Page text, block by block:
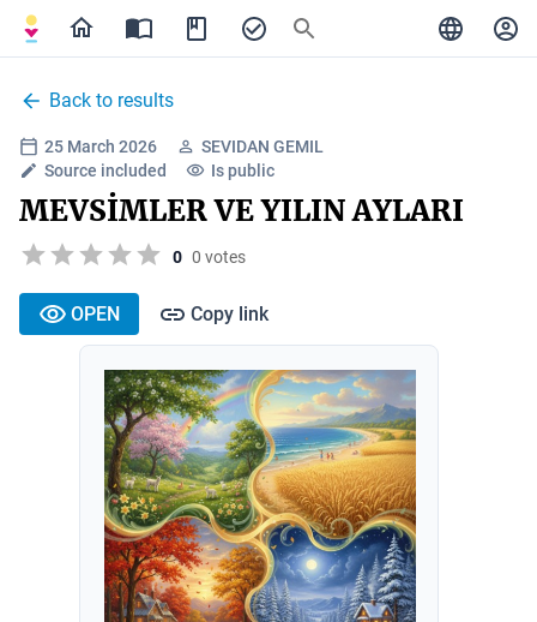
Back to results
25 March 2026
SEVIDAN GEMIL
Source included
Is public
MEVSİMLER VE YILIN AYLARI
0 0 votes
OPEN Copy link